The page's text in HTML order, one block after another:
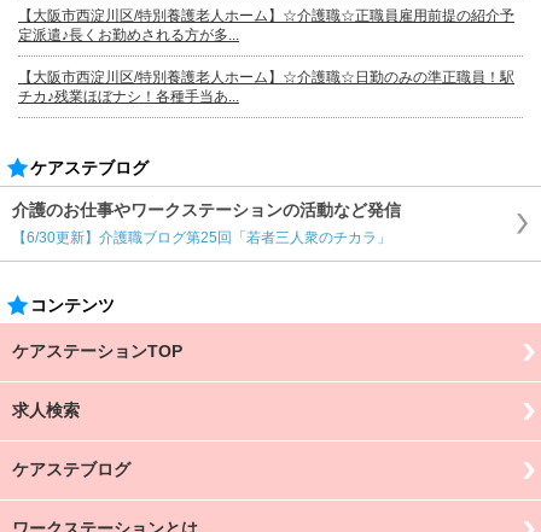
【大阪市西淀川区/特別養護老人ホーム】☆介護職☆正職員雇用前提の紹介予
定派遣♪長くお勤めされる方が多...
【大阪市西淀川区/特別養護老人ホーム】☆介護職☆日勤のみの準正職員！駅
チカ♪残業ほぼナシ！各種手当あ...
ケアステブログ
介護のお仕事やワークステーションの活動など発信
【6/30更新】介護職ブログ第25回「若者三人衆のチカラ」
コンテンツ
ケアステーションTOP
求人検索
ケアステブログ